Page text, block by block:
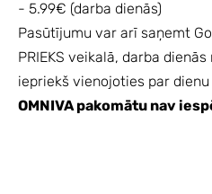
- 5.99€ (darba dienās)
Pasūtījumu var arī saņemt
PRIEKS veikalā, darba
iepriekš vienojoties par dienu
OMNIVA pakomātu nav